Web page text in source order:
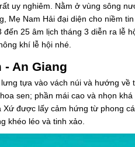
uy nghiêm. Nằm ở vùng sông
Mẹ Nam Hải đại diện cho niềm
25 âm lịch tháng 3 diễn ra lễ
khí lễ hội nhé.
- An Giang
tựa vào vách núi và hướng về
sen; phần mái cao và nhọn
được lấy cảm hứng từ phong
khéo léo và tinh xảo.